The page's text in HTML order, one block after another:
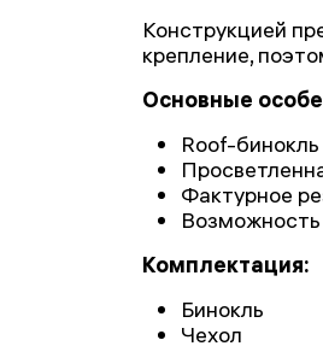
Конструкцией
крепление,
Основные
Roof-
Фактурное
Комплектация:
Бинокль
Чехол